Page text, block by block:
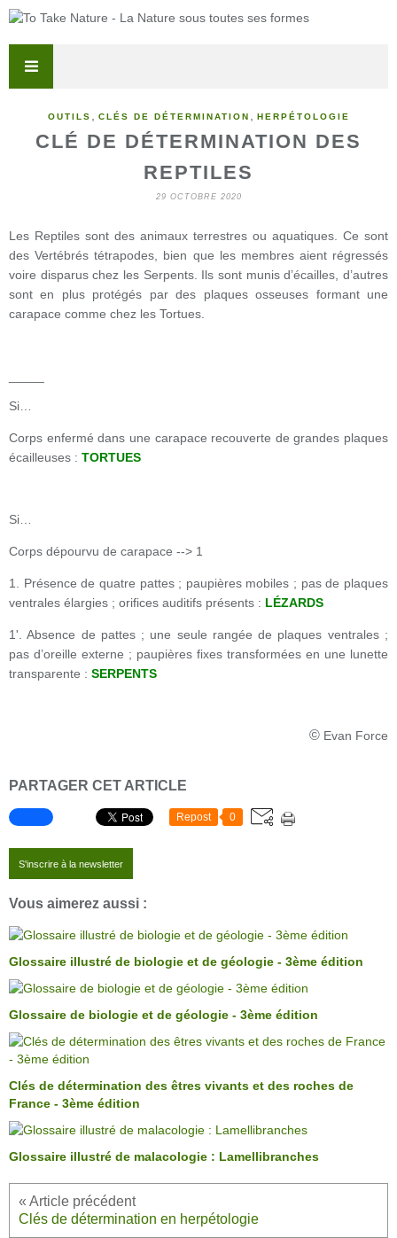
OUTILS CLÉS DE DÉTERMINATION HERPÉTOLOGIE
CLÉ DE DÉTERMINATION DES
REPTILES
29 OCTOBRE 2020
Les Reptiles sont des animaux terrestres ou aquatiques. Ce sont
des Vertébrés tétrapodes, bien que les membres aient régressés
voire disparus chez les Serpents. Ils sont munis d’écailles, d’autres
sont en plus protégés par des plaques osseuses formant une
carapace comme chez les Tortues.
Si…
Corps enfermé dans une carapace recouverte de grandes plaques
écailleuses : TORTUES
Si…
Corps dépourvu de carapace --> 1
1. Présence de quatre pattes ; paupières mobiles ; pas de plaques
ventrales élargies ; orifices auditifs présents : LÉZARDS
1'. Absence de pattes ; une seule rangée de plaques ventrales ;
pas d’oreille externe ; paupières fixes transformées en une lunette
transparente : SERPENTS
© Evan Force
PARTAGER CET ARTICLE
Repost 0
S'inscrire à la newsletter
Vous aimerez aussi :
Glossaire illustré de biologie et de géologie - 3ème édition
Glossaire de biologie et de géologie - 3ème édition
Clés de détermination des êtres vivants et des roches de
France - 3ème édition
Glossaire illustré de malacologie : Lamellibranches
Clés de détermination en herpétologie